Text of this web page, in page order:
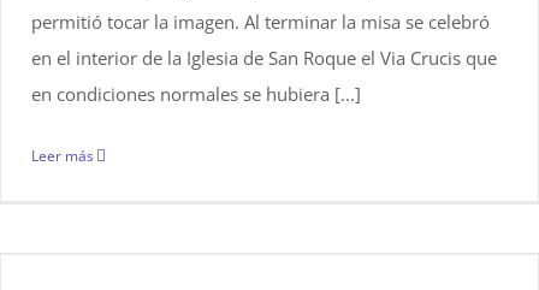
permitió tocar la imagen. Al terminar la misa se celebró
en el interior de la Iglesia de San Roque el Via Crucis que
en condiciones normales se hubiera [...]
Leer más